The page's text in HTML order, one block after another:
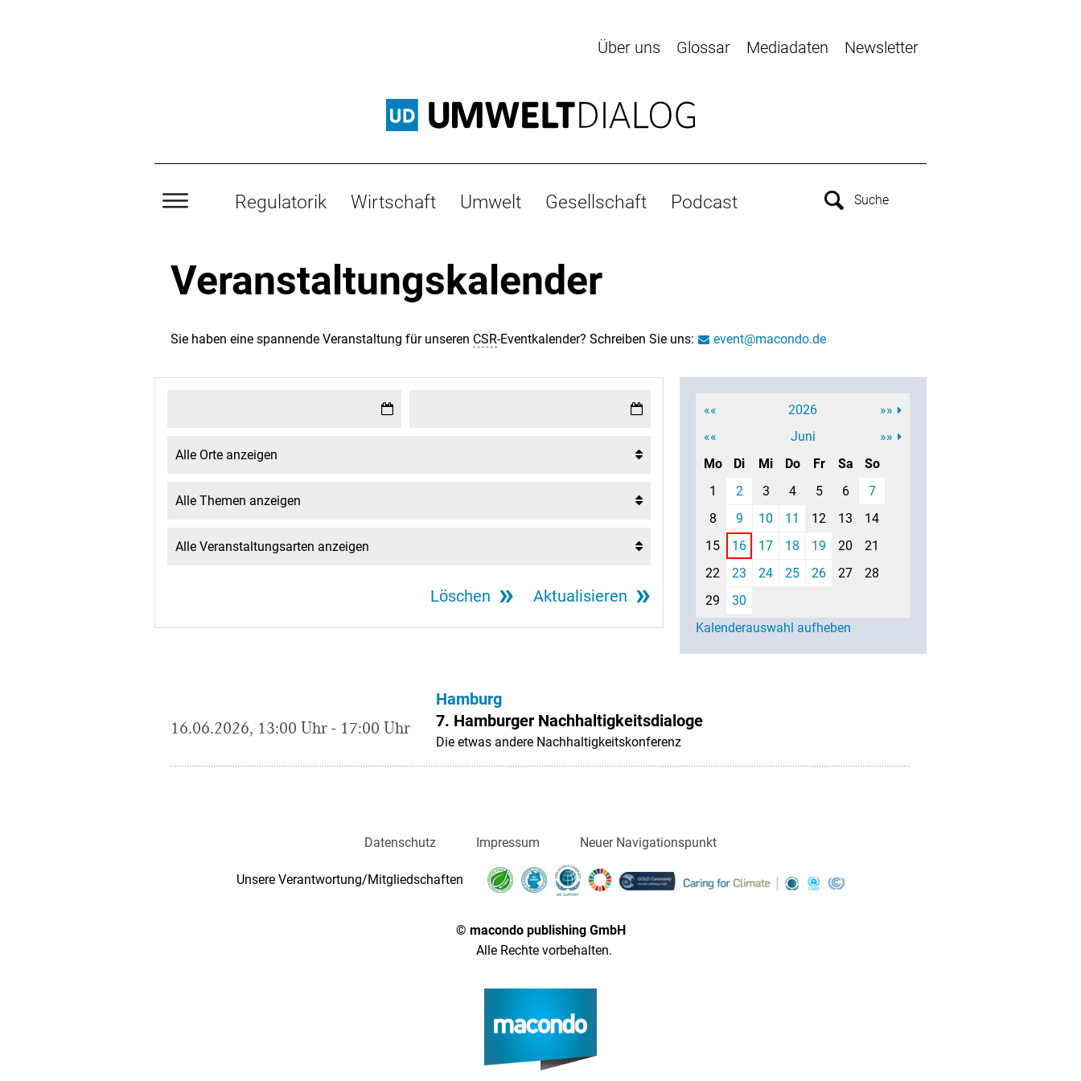
Über uns Glossar Mediadaten Newsletter
Regulatorik Wirtschaft Umwelt Gesellschaft Podcast
Veranstaltungskalender
Sie haben eine spannende Veranstaltung für unseren CSR-Eventkalender? Schreiben Sie uns: event@macondo.de
Löschen Aktualisieren
«« 2026
»»
««
Juni
»»
Mo
Di Mi Do Fr Sa
So
1
2 3 4 5 6
7
8
9 10 11 12 13
14
15
16 17 18 19 20
21
22
23 24 25 26 27
28
29
30
Kalenderauswahl aufheben
16.06.2026, 13:00 Uhr - 17:00 Uhr
Hamburg
7. Hamburger Nachhaltigkeitsdialoge
Die etwas andere Nachhaltigkeitskonferenz
Datenschutz Impressum Neuer Navigationspunkt
Unsere Verantwortung/Mitgliedschaften
© macondo publishing GmbH
Alle Rechte vorbehalten.